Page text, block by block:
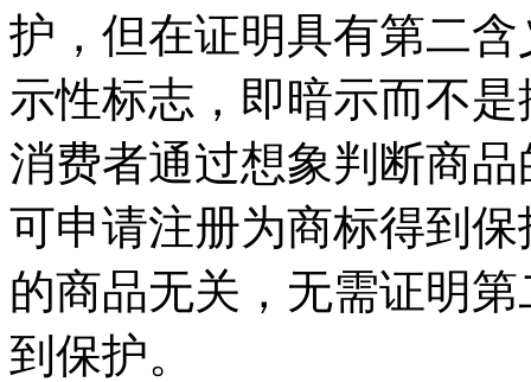
护，但在证明具有第二
示性标志，即暗示而不
消费者通过想象判断商
可申请注册为商标得到
的商品无关，无需证明
到保护。